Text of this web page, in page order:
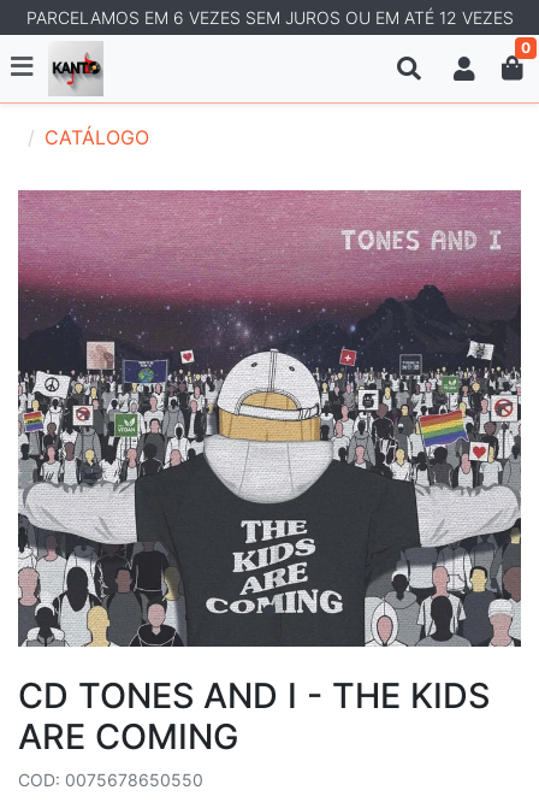
PARCELAMOS EM 6 VEZES SEM JUROS OU EM ATÉ 12 VEZES
0
CATÁLOGO
CD TONES AND I - THE KIDS
ARE COMING
COD: 0075678650550